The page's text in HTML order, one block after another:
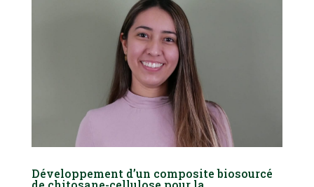
Développement d’un composite biosourcé